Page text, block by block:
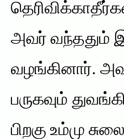
அவர் வந்ததும்
வழங்கினார். அவர்
பருகவும்
பிறகு உம்மு